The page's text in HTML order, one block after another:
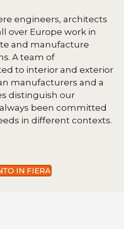
engineers, architects
over Europe work in
and manufacture
A team of
to interior and exterior
manufacturers and a
distinguish our
been committed
in different contexts.
IN FIERA